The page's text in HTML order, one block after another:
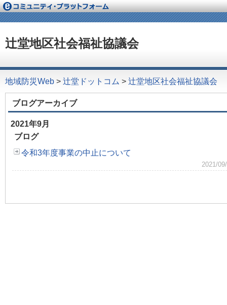
辻堂地区社会福祉協議会
地域防災Web > 辻堂ドットコム > 辻堂地区社会福祉協議会
ブログアーカイブ
2021年9月
ブログ
令和3年度事業の中止について
2021/